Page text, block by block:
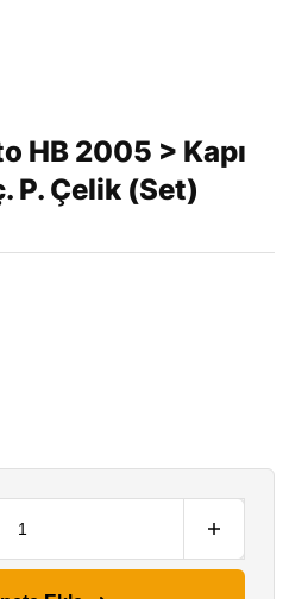
HB 2005 > Kapı
P. Çelik (Set)